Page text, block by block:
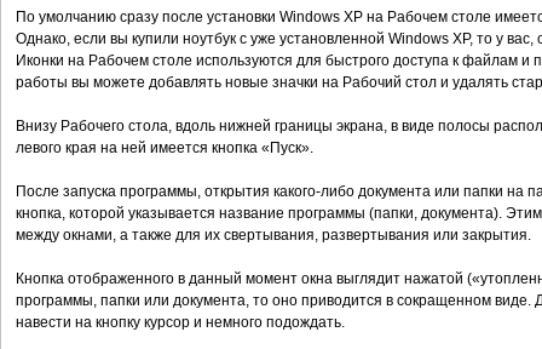
По умолчанию сразу после установки Windows ХР на Рабочем столе
Однако, если вы купили ноутбук с уже установленной Windows ХР, то у вас,
Иконки на Рабочем столе используются для быстрого доступа к файлам и
работы вы можете добавлять новые значки на Рабочий стол и удалять
Внизу Рабочего стола, вдоль нижней границы экрана, в виде полосы
левого края на ней имеется кнопка «Пуск».
После запуска программы, открытия какого-либо документа или папки на
кнопка, которой указывается название программы (папки, документа).
между окнами, а также для их свертывания, развертывания или закрытия.
Кнопка отображенного в данный момент окна выглядит нажатой
программы, папки или документа, то оно приводится в сокращенном виде.
навести на кнопку курсор и немного подождать.